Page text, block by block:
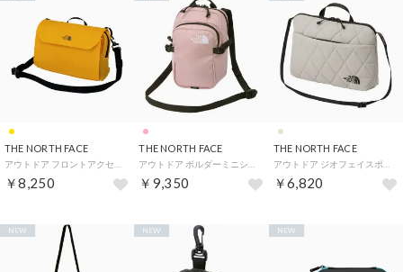
THE NORTH FACE
￥8,250
THE NORTH FACE
￥9,350
THE NORTH FACE
￥6,820
NEW NEW NEW